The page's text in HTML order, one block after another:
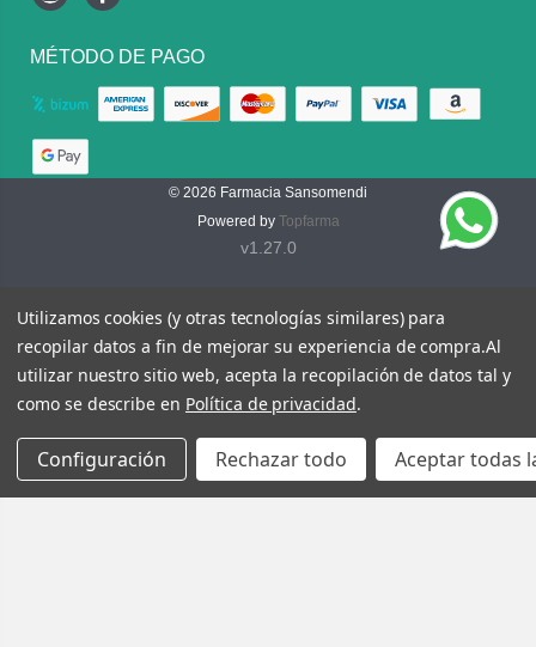
InstagramFacebook
MÉTODO DE PAGO
© 2026 Farmacia Sansomendi
Powered by Topfarma
v1.27.0
Utilizamos cookies (y otras tecnologías similares) para
recopilar datos a fin de mejorar su experiencia de compra.Al
utilizar nuestro sitio web, acepta la recopilación de datos tal y
como se describe en Política de privacidad.
Configuración Rechazar todo Aceptar todas